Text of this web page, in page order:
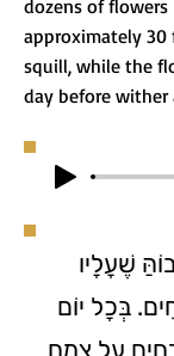
dozens of flowers
approximately
squill, while the
day before wither
שֶׁעָלָיו
בְּכָל יוֹם
כִּ – 30 פְּרָחִים עַל צֶמַח